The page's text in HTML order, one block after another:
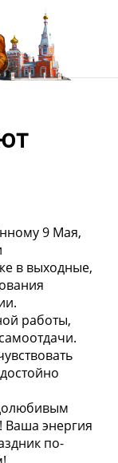
9 Мая,
в выходные,
работы,
Ваша энергия
по-